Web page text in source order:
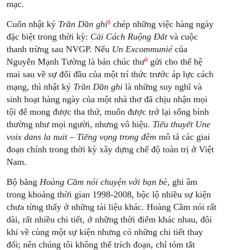
mạc.
Cuốn nhật ký Trần Dần ghi8 chép những việc hàng ngày
đặc biệt trong thời kỳ: Cải Cách Ruộng Đấtvà cuộc
thanh trừng sau NVGP. Nếu Un Excommuniécủa
Nguyễn Mạnh Tường là bản chúc thư9 gửi cho thế hệ
mai sau về sự đối đầu của một trí thức trước áp lực cách
mạng, thì nhật ký Trần Dần ghi là những suy nghĩ và
sinh hoạt hàng ngày của một nhà thơ đã chịu nhận mọi
tội để mong được tha thứ, muốn được trở lại sống bình
thường như mọi người, nhưng vô hiệu. Tiểu thuyết Une
voix dans la nuit – Tiếng vọng trong đêm mô tả các giai
đoạn chính trong thời kỳ xây dựng chế độ toàn trị ở Việt
Nam.
Bộ băngHoàng Cầm nói chuyện với bạn bè, ghi âm
trong khoảng thời gian 1998-2008, bộc lộ nhiều sự kiện
chưa từng thấy ở những tài liệu khác. Hoàng Cầm nói rất
dài, rất nhiều chi tiết, ở những thời điểm khác nhau, đôi
khi về cùng một sự kiện nhưng có những chi tiết thay
đổi; nên chúng tôi không thể trích đoạn, chỉ tóm tắt